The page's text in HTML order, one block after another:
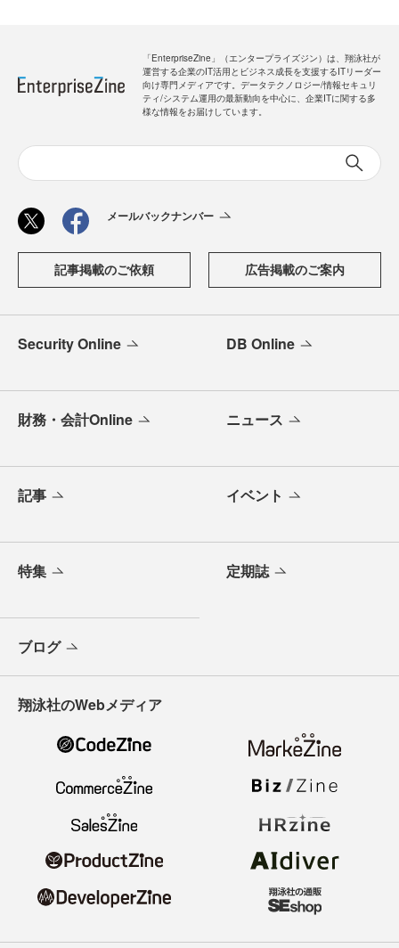
「EnterpriseZine」（エンタープライズジン）は、翔泳社が
運営する企業のIT活用とビジネス成長を支援するITリーダー
向け専門メディアです。データテクノロジー/情報セキュリ
ティ/システム運用の最新動向を中心に、企業ITに関する多
様な情報をお届けしています。
メールバックナンバー
記事掲載のご依頼 広告掲載のご案内
Security Online DB Online
財務・会計Online ニュース
記事 イベント
特集 定期誌
ブログ
翔泳社のWebメディア